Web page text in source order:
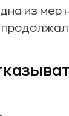
из мер